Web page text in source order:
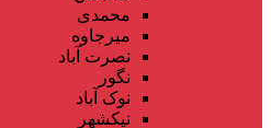
محمدی
میرجاوه
نصرت آباد
نگور
نوک آباد
نیکشهر